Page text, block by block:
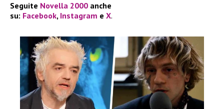
Seguite Novella 2000 anche
su: Facebook, Instagram e X.